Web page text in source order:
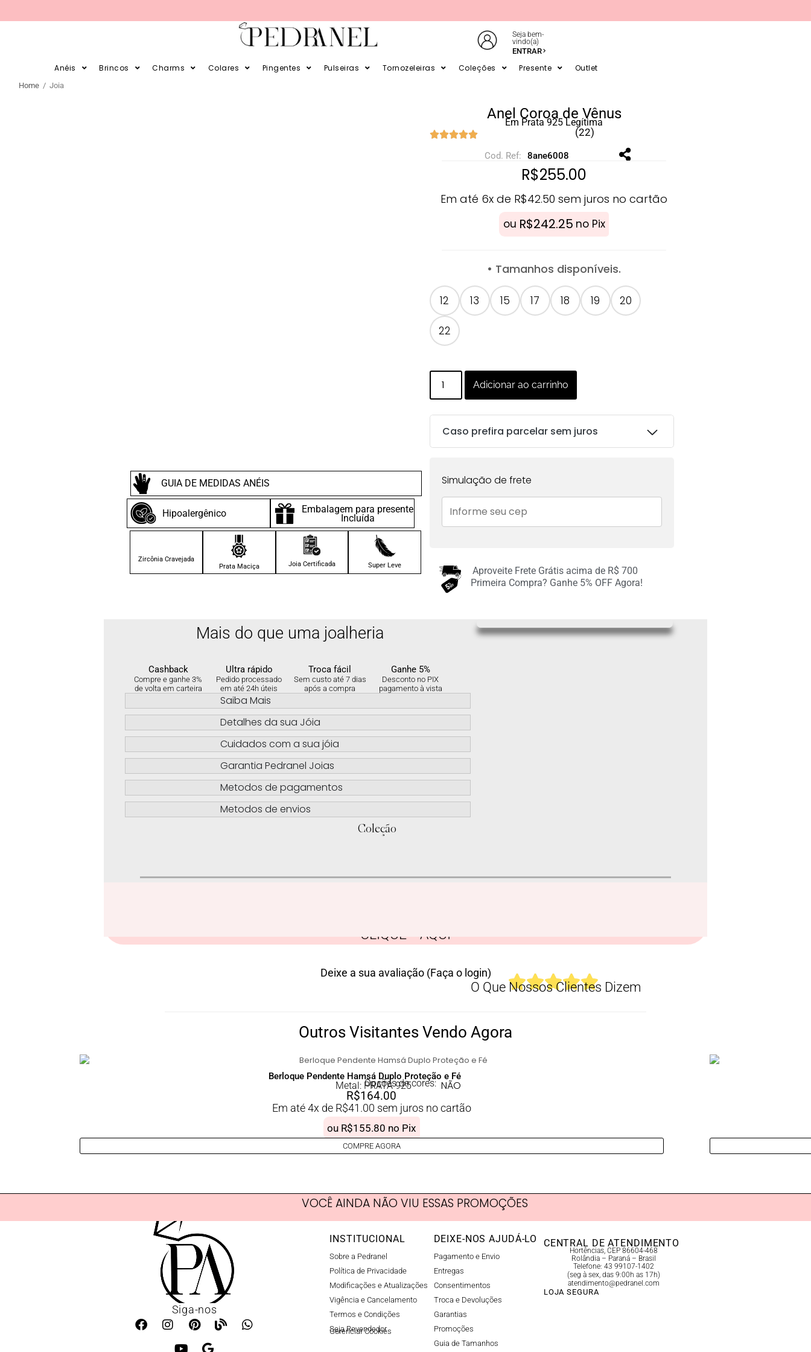
Seja bem-
vindo(a)
ENTRAR
Anéis Brincos Charms Colares Pingentes Pulseiras Tornozeleiras Coleções Presente Outlet
Home / Joia
Zircônia Cravejada
Prata Maciça
Joia Certificada Super Leve
Hipoalergênico Embalagem para presente
Incluída
GUIA DE MEDIDAS ANÉIS
Anel Coroa de Vênus
Em Prata 925 Legítima
(22)
Cod. Ref: 8ane6008
R$255.00
Em até 6x de R$42.50 sem juros no cartão
ou R$242.25 no Pix
• Tamanhos disponíveis.
12 13 15 17 18 19 20
22
Adicionar ao carrinho
Caso prefira parcelar sem juros
1x deR$255.00sem
juros no cartão
R$255.00
3x deR$85.00sem
R$255.00
4x de
juros no cartão
6x de
Simulação de frete
Aproveite Frete Grátis acima de R$ 700
Primeira Compra? Ganhe 5% OFF Agora!
Mais do que uma joalheria
Cashback
Compre e ganhe 3%
de volta em carteira
Ultra rápido
Pedido processado
em até 24h úteis
Troca fácil
Sem custo até 7 dias
após a compra
Ganhe 5%
Desconto no PIX
pagamento à vista
Saiba Mais
Detalhes da sua Jóia
Cuidados com a sua jóia
Garantia Pedranel Joias
Metodos de pagamentos
Metodos de envios
Coleção
CLIQUE AQUI
O Que Nossos Clientes Dizem
Deixe a sua avaliação (Faça o login)
Outros Visitantes Vendo Agora
Berloque Pendente Hamsá Duplo Proteção e Fé
Opções de cores: NÃO
Metal: PRATA 925
R$164.00
Em até 4x de R$41.00 sem juros no cartão
ou R$155.80 no Pix
COMPRE AGORA
VOCÊ AINDA NÃO VIU ESSAS PROMOÇÕES
Siga-nos
INSTITUCIONAL
Sobre a Pedranel
Política de Privacidade
Modificações e Atualizações
Vigência e Cancelamento
Termos e Condições
Seja Revendedor
Gerenciar Cookies​
DEIXE-NOS AJUDÁ-LO
Pagamento e Envio
Entregas
Consentimentos
Troca e Devoluções
Garantias
Promoções
Guia de Tamanhos
CENTRAL DE ATENDIMENTO
Hortências, CEP 86604-468
Rolândia – Paraná – Brasil
Telefone: 43 99107-1402
(seg à sex, das 9:00h as 17h)
atendimento@pedranel.com
LOJA SEGURA